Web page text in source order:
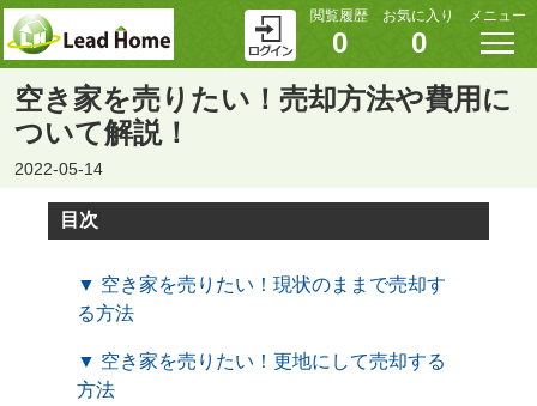
閲覧履歴
0
お気に入り
0
メニュー
空き家を売りたい！売却方法や費用に
ついて解説！
2022-05-14
目次
▼ 空き家を売りたい！現状のままで売却す
る方法
▼ 空き家を売りたい！更地にして売却する
方法